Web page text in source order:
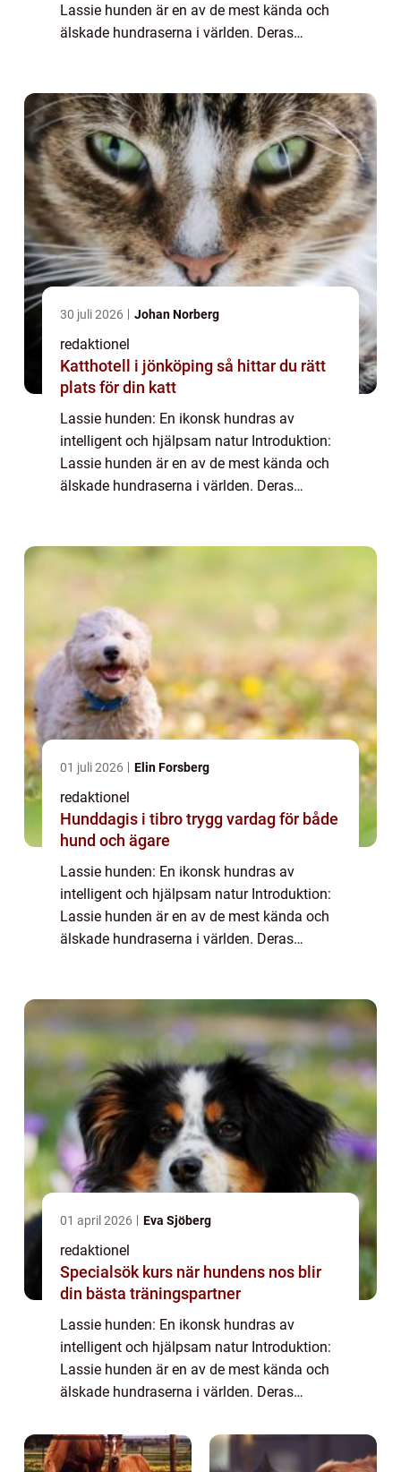
Lassie hunden är en av de mest kända och
älskade hundraserna i världen. Deras
intelligen...
30 juli 2026 Johan Norberg
redaktionel
Katthotell i jönköping så hittar du rätt
plats för din katt
Lassie hunden: En ikonsk hundras av
intelligent och hjälpsam natur Introduktion:
Lassie hunden är en av de mest kända och
älskade hundraserna i världen. Deras
intelligen...
01 juli 2026 Elin Forsberg
redaktionel
Hunddagis i tibro trygg vardag för både
hund och ägare
Lassie hunden: En ikonsk hundras av
intelligent och hjälpsam natur Introduktion:
Lassie hunden är en av de mest kända och
älskade hundraserna i världen. Deras
01 april 2026 Eva Sjöberg
redaktionel
Specialsök kurs när hundens nos blir
din bästa träningspartner
Lassie hunden: En ikonsk hundras av
intelligent och hjälpsam natur Introduktion:
Lassie hunden är en av de mest kända och
älskade hundraserna i världen. Deras
1900-talet och de är kända för sin
intelligen...